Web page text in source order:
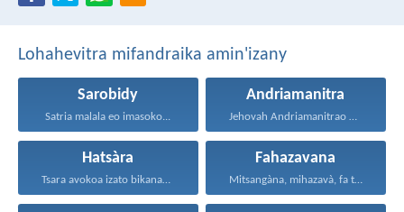
Lohahevitra mifandraika amin'izany
Sarobidy
Satria malala eo imasoko...
Andriamanitra
Jehovah Andriamanitrao no ao...
Hatsàra
Tsara avokoa izato bikanao...
Fahazavana
Mitsangàna, mihazavà, fa tonga...